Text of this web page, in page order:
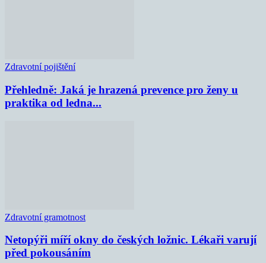
Zdravotní pojištění
Přehledně: Jaká je hrazená prevence pro ženy u
praktika od ledna...
Zdravotní gramotnost
Netopýři míří okny do českých ložnic. Lékaři varují
před pokousáním